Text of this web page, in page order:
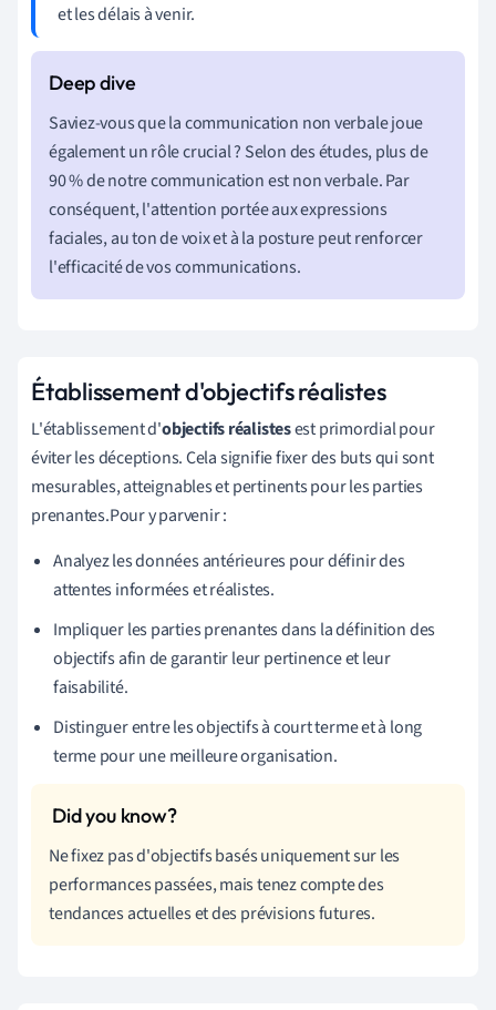
et les délais à venir.
Saviez-vous que la communication non verbale joue
également un rôle crucial ? Selon des études, plus de
90 % de notre communication est non verbale. Par
conséquent, l'attention portée aux expressions
faciales, au ton de voix et à la posture peut renforcer
l'efficacité de vos communications.
Établissement d'objectifs réalistes
L'établissement d'objectifs réalistesest primordial pour
éviter les déceptions. Cela signifie fixer des buts qui sont
mesurables, atteignables et pertinents pour les parties
prenantes.Pour y parvenir :
Analyez les données antérieures pour définir des
attentes informées et réalistes.
Impliquer les parties prenantes dans la définition des
objectifs afin de garantir leur pertinence et leur
faisabilité.
Distinguer entre les objectifs à court terme et à long
terme pour une meilleure organisation.
Ne fixez pas d'objectifs basés uniquement sur les
performances passées, mais tenez compte des
tendances actuelles et des prévisions futures.